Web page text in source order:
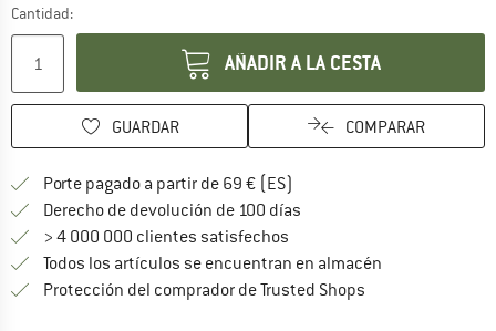
Cantidad:
AÑADIR A LA CESTA
GUARDAR COMPARAR
Porte pagado a partir de 69 € (ES)
Derecho de devolución de 100 días
> 4 000 000 clientes satisfechos
Todos los artículos se encuentran en almacén
Protección del comprador de Trusted Shops